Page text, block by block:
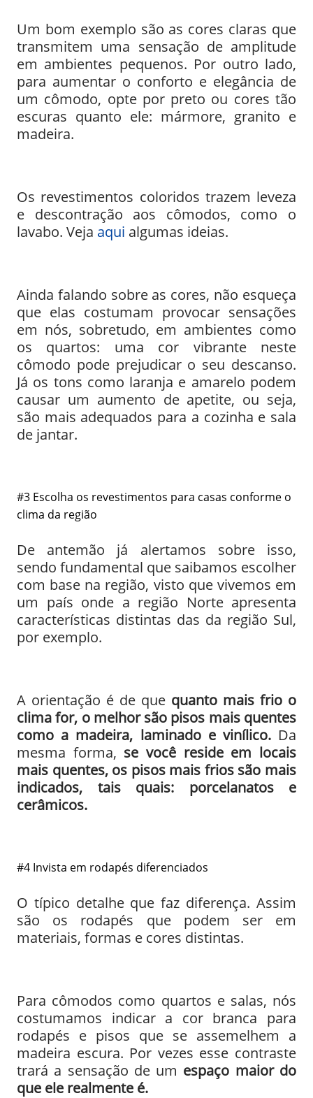
Um bom exemplo são as cores claras que
transmitem uma sensação de amplitude
em ambientes pequenos. Por outro lado,
para aumentar o conforto e elegância de
um cômodo, opte por preto ou cores tão
escuras quanto ele: mármore, granito e
madeira.
Os revestimentos coloridos trazem leveza
e descontração aos cômodos, como o
lavabo. Veja aqui algumas ideias.
Ainda falando sobre as cores, não esqueça
que elas costumam provocar sensações
em nós, sobretudo, em ambientes como
os quartos: uma cor vibrante neste
cômodo pode prejudicar o seu descanso.
Já os tons como laranja e amarelo podem
causar um aumento de apetite, ou seja,
são mais adequados para a cozinha e sala
de jantar.
#3 Escolha os revestimentos para casas conforme o
clima da região
De antemão já alertamos sobre isso,
sendo fundamental que saibamos escolher
com base na região, visto que vivemos em
um país onde a região Norte apresenta
características distintas das da região Sul,
por exemplo.
A orientação é de que quanto mais frio o
clima for, o melhor são pisos mais quentes
como a madeira, laminado e vinílico.Da
mesma forma, se você reside em locais
mais quentes, os pisos mais frios são mais
indicados, tais quais: porcelanatos e
cerâmicos.
#4 Invista em rodapés diferenciados
O típico detalhe que faz diferença. Assim
são os rodapés que podem ser em
materiais, formas e cores distintas.
Para cômodos como quartos e salas, nós
costumamos indicar a cor branca para
rodapés e pisos que se assemelhem a
madeira escura. Por vezes esse contraste
trará a sensação de um espaço maior do
que ele realmente é.